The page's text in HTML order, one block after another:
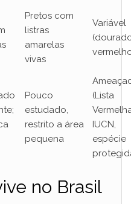
Pretos com
listras
amarelas
vivas
Variável
Pouco
estudado,
restrito a área
pequena
(Lista
IUCN,
espécie
no Brasil